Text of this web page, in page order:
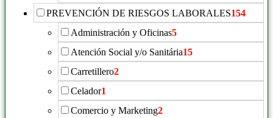
PREVENCIÓN DE RIESGOS LABORALES154
Administración y Oficinas5
Atención Social y/o Sanitária15
Carretillero2
Celador1
Comercio y Marketing2